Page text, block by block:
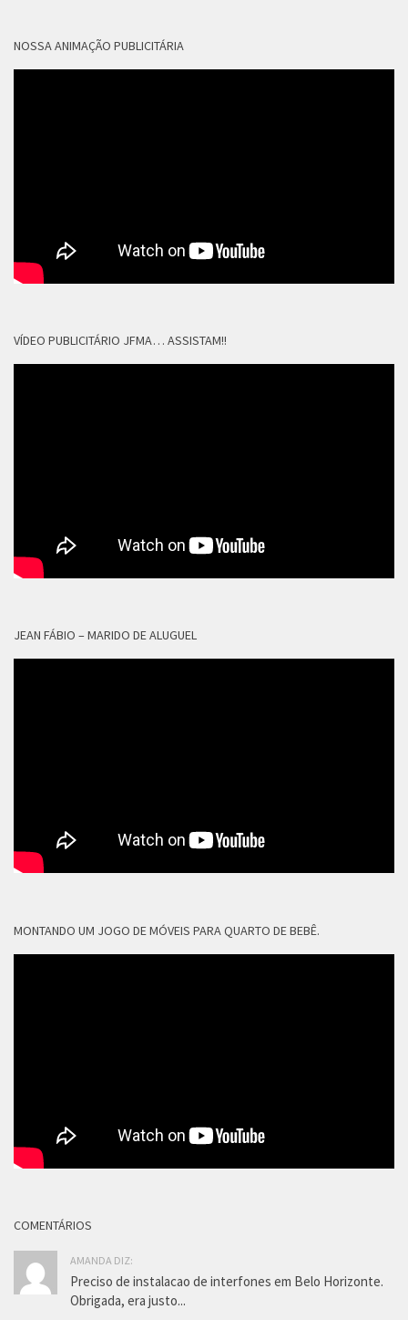
NOSSA ANIMAÇÃO PUBLICITÁRIA
VÍDEO PUBLICITÁRIO JFMA… ASSISTAM!!
JEAN FÁBIO – MARIDO DE ALUGUEL
MONTANDO UM JOGO DE MÓVEIS PARA QUARTO DE BEBÊ.
COMENTÁRIOS
AMANDA DIZ:
Preciso de instalacao de interfones em Belo Horizonte.
Obrigada, era justo...